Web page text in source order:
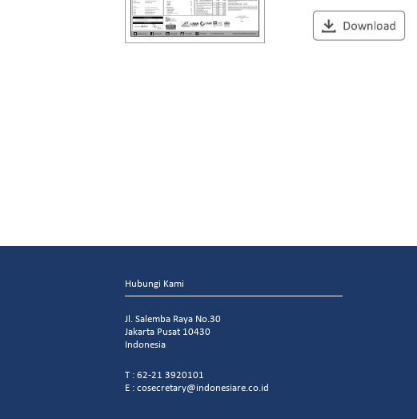
Hubungi Kami
Jl. Salemba Raya No.30
Jakarta Pusat 10430
Indonesia
T : 62-21 3920101
E : cosecretary@indonesiare.co.id